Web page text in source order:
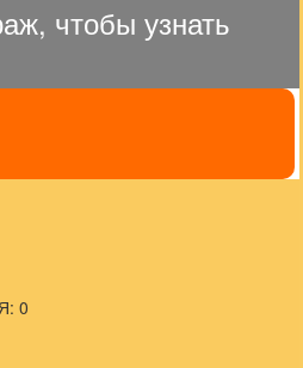
чтобы узнать
0